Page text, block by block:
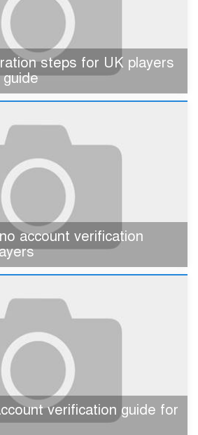
steps for UK players
guide
account verification
verification guide for